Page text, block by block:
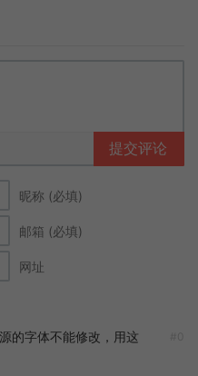
提交评论
昵称 (必填)
邮箱 (必填)
网址
的字体不能修改，用这